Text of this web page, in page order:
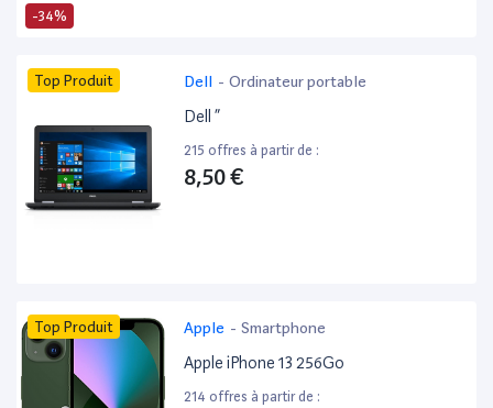
-34%
Top Produit Dell - Ordinateur portable
Dell ”
215 offres à partir de :
8,50 €
Top Produit Apple - Smartphone
Apple iPhone 13 256Go
214 offres à partir de :